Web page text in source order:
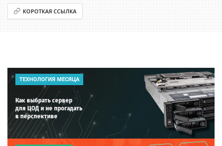
КОРОТКАЯ ССЫЛКА
ТЕХНОЛОГИЯ МЕСЯЦА
Как выбрать сервер
для ЦОД и не прогадать
в перспективе